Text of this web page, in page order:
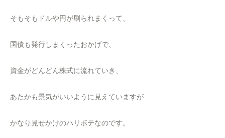
そもそもドルや円が刷られまくって、
国債も発行しまくったおかげで、
資金がどんどん株式に流れていき、
あたかも景気がいいように見えていますが
かなり見せかけのハリボテなのです。